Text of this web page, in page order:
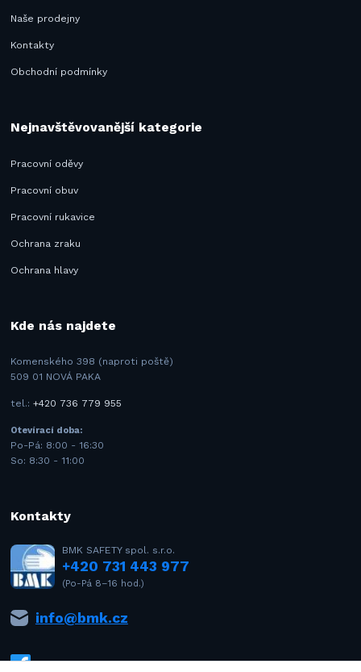
Naše prodejny
Kontakty
Obchodní podmínky
Nejnavštěvovanější kategorie
Pracovní oděvy
Pracovní obuv
Pracovní rukavice
Ochrana zraku
Ochrana hlavy
Kde nás najdete
Komenského 398 (naproti poště)
509 01 NOVÁ PAKA
tel.:+420 736 779 955
Otevírací doba:
Po-Pá: 8:00 - 16:30
So: 8:30 - 11:00
Kontakty
BMK SAFETY spol. s.r.o.
+420 731 443 977
(Po-Pá 8–16 hod.)
info@bmk.cz